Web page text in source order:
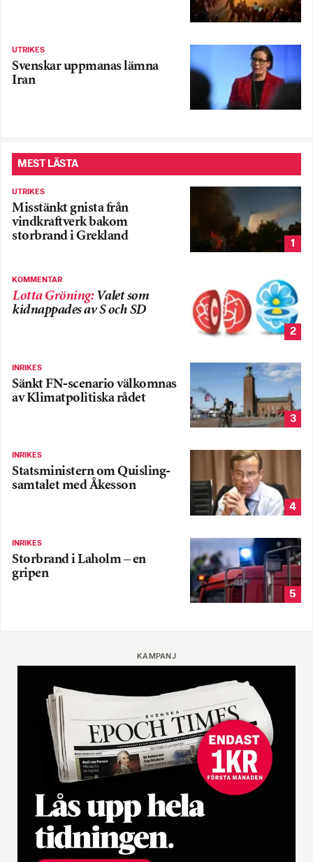
UTRIKES
Svenskar uppmanas lämna
Iran
MEST LÄSTA
UTRIKES
Misstänkt gnista från
vindkraftverk bakom
storbrand i Grekland
1
KOMMENTAR
Lotta Gröning: Valet som
kidnappades av S och SD
2
INRIKES
Sänkt FN-scenario välkomnas
av Klimatpolitiska rådet
3
INRIKES
Statsministern om Quisling-
samtalet med Åkesson
4
INRIKES
Storbrand i Laholm – en
gripen
5
KAMPANJ